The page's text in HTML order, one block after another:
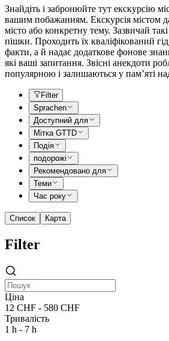
Знайдіть і забронюйте тут екскурсію
вашим побажанням. Екскурсія містом
місто або конкретну тему. Зазвичай
пішки. Проходить їх кваліфікований
факти, а й надає додаткове фонове
які ваші запитання. Звісні анекдоти
популярною і залишаються у пам’яті
Filter
Sprachen
Доступний для
Мітка GTTD
Подія
подорожі
Рекомендовано для
Теми
Час року
Список Карта
Filter
Ціна
12 CHF - 580 CHF
Тривалість
1 h - 7 h